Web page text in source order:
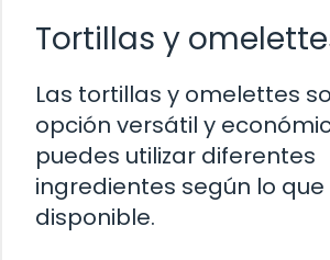
Tortillas y
Las tortillas y omelettes
opción versátil y
puedes utilizar diferentes
ingredientes según lo
disponible.